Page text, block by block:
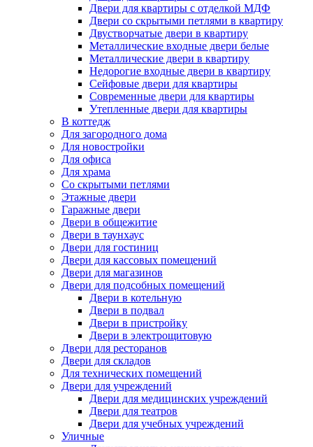
Двери для квартиры с отделкой МДФ
Двери со скрытыми петлями в квартиру
Двустворчатые двери в квартиру
Металлические входные двери белые
Металлические двери в квартиру
Недорогие входные двери в квартиру
Сейфовые двери для квартиры
Современные двери для квартиры
Утепленные двери для квартиры
В коттедж
Для загородного дома
Для новостройки
Для офиса
Для храма
Со скрытыми петлями
Этажные двери
Гаражные двери
Двери в общежитие
Двери в таунхаус
Двери для гостиниц
Двери для кассовых помещений
Двери для магазинов
Двери для подсобных помещений
Двери в котельную
Двери в подвал
Двери в пристройку
Двери в электрощитовую
Двери для ресторанов
Двери для складов
Для технических помещений
Двери для учреждений
Двери для медицинских учреждений
Двери для театров
Двери для учебных учреждений
Уличные